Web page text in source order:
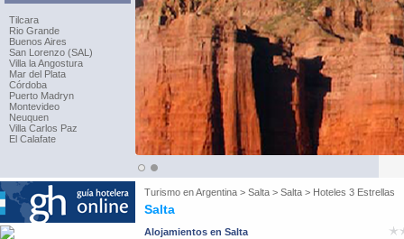
Tilcara
Rio Grande
Buenos Aires
San Lorenzo (SAL)
Villa la Angostura
Mar del Plata
Córdoba
Puerto Madryn
Montevideo
Neuquen
Villa Carlos Paz
El Calafate
Turismo enArgentina > Salta > Salta > Hoteles 3 Estrellas
Salta
Alojamientos en Salta